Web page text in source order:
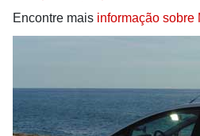
Encontre mais informação sobre